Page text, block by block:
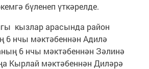
бүленеп үткәрелде.
кызлар арасында район
6 нчы мәктәбеннән Адилә
6 нчы мәктәбеннән Зәлинә
Кырлай мәктәбеннән Диләрә